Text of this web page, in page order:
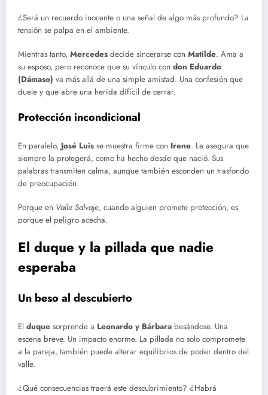
¿Será un recuerdo inocente o una señal de algo más profundo? La
tensión se palpa en el ambiente.
Mientras tanto, Mercedes decide sincerarse con Matilde. Ama a
su esposo, pero reconoce que su vínculo con don Eduardo
(Dámaso) va más allá de una simple amistad. Una confesión que
duele y que abre una herida difícil de cerrar.
Protección incondicional
En paralelo, José Luis se muestra firme con Irene. Le asegura que
siempre la protegerá, como ha hecho desde que nació. Sus
palabras transmiten calma, aunque también esconden un trasfondo
de preocupación.
Porque en Valle Salvaje, cuando alguien promete protección, es
porque el peligro acecha.
El duque y la pillada que nadie
esperaba
Un beso al descubierto
El duque sorprende a Leonardo y Bárbara besándose. Una
escena breve. Un impacto enorme. La pillada no solo compromete
a la pareja, también puede alterar equilibrios de poder dentro del
valle.
¿Qué consecuencias traerá este descubrimiento? ¿Habrá